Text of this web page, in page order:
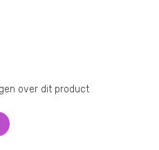
over dit product